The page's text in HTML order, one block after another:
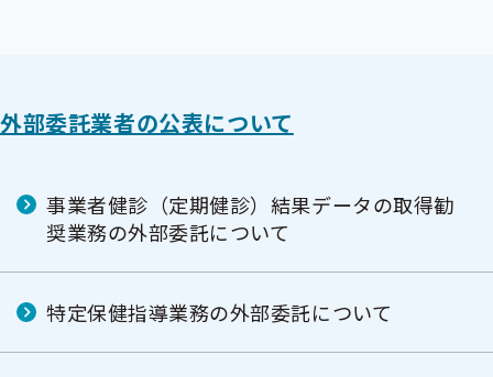
外部委託業者の公表について
事業者健診（定期健診）結果データの取得勧
奨業務の外部委託について
特定保健指導業務の外部委託について